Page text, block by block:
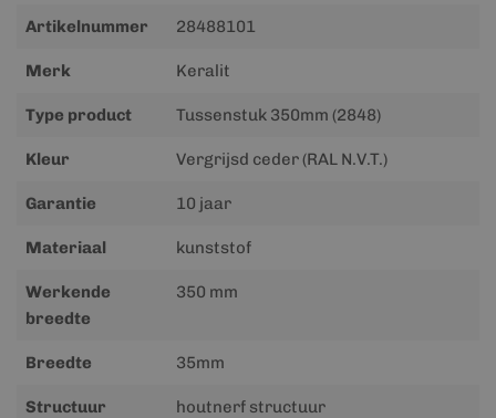
Meer
Artikelnummer 28488101
Merk Keralit
Type product Tussenstuk 350mm (2848)
Kleur Vergrijsd ceder (RAL N.V.T.)
Garantie 10 jaar
Materiaal kunststof
Werkende
breedte
350 mm
Breedte 35mm
Structuur houtnerf structuur